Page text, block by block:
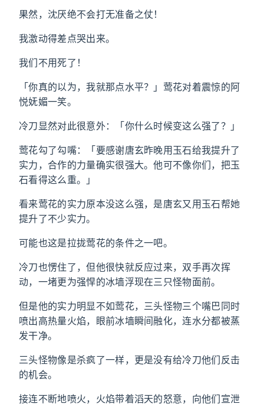
果然，沈厌绝不会打无准备之仗！
我激动得差点哭出来。
我们不用死了！
「你真的以为，我就那点水平？」莺花对着震惊的阿
悦妩媚一笑。
冷刀显然对此很意外：「你什么时候变这么强了？」
莺花勾了勾嘴：「要感谢唐玄昨晚用玉石给我提升了
实力，合作的力量确实很强大。他可不像你们，把玉
石看得这么重。」
看来莺花的实力原本没这么强，是唐玄又用玉石帮她
提升了不少实力。
可能也这是拉拢莺花的条件之一吧。
冷刀也愣住了，但他很快就反应过来，双手再次挥
动，一堵更为强悍的冰墙浮现在三只怪物面前。
但是他的实力明显不如莺花，三头怪物三个嘴巴同时
喷出高热量火焰，眼前冰墙瞬间融化，连水分都被蒸
发干净。
三头怪物像是杀疯了一样，更是没有给冷刀他们反击
的机会。
接连不断地喷火，火焰带着滔天的怒意，向他们宣泄